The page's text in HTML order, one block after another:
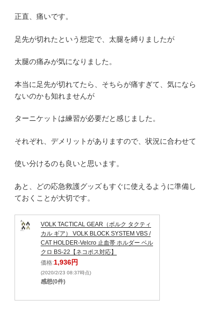
正直、痛いです。
足先が切れたという想定で、太腿を縛りましたが
太腿の痛みが気になりました。
本当に足先が切れてたら、そちらが痛すぎて、気になら
ないのかも知れませんが
ターニケットは練習が必要だと感じました。
それぞれ、デメリットがありますので、状況に合わせて
使い分けるのも良いと思います。
あと、どの応急救護グッズもすぐに使えるように準備し
ておくことが大切です。
VOLK TACTICAL GEAR（ボルク タクティ
カル ギア） VOLK BLOCK SYSTEM VBS /
CAT HOLDER-Velcro 止血帯 ホルダー ベル
クロ BS-22【ネコポス対応】
価格:1,936円
(2020/2/23 08:37時点)
感想(0件)